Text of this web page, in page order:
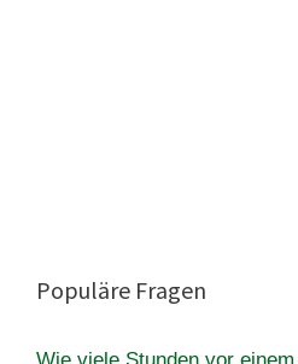
Populäre Fragen
Wie viele Stunden vor